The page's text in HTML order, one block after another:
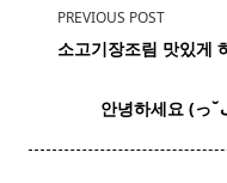
<span
class="nav-
text">Page</span>
PREVIOUS POST
소고기장조림 맛있게